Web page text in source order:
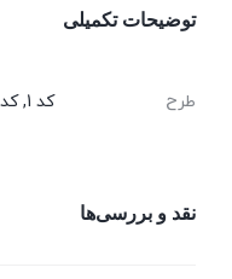
توضیحات تکمیلی
طرح کد 1, کد 2, کد 3, کد 4, کد 5, کد 6, کد 7
نقد و بررسی‌ها